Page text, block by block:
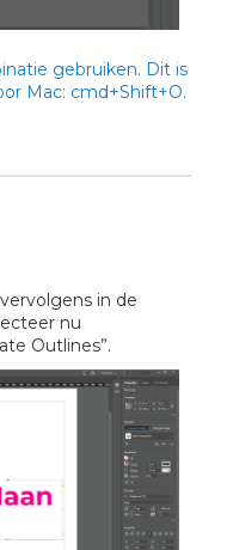
gebruiken. Dit is
Mac: cmd+Shift+O.
in de
nu
Outlines”.